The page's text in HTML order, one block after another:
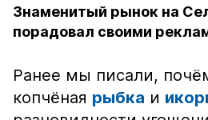
Знаменитый рынок на
порадовал своими
Ранее мы писали,
копчёная рыбка и